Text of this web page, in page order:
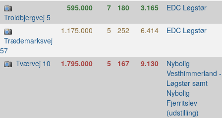
Troldbjergvej 5
595.000 7 180 3.165 EDC Løgstør
Trædemarksvej
57
1.175.000 5 252 6.414 EDC Løgstør
Tværvej 10 1.795.000 5 167 9.130 Nybolig
Vesthimmerland -
Løgstør samt
Nybolig
Fjerritslev
(udstilling)